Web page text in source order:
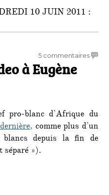
10 JUIN 2011 :
à la mémoire du
5 commentairessur
à Eugène
pro-blanc d’Afrique du
, comme plus d’un
blancs depuis la fin de
séparé »).